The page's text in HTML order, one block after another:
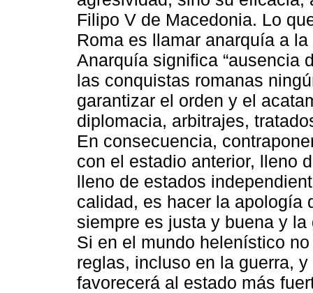
Filipo V de Macedonia. Lo
Roma es llamar anarquía a
Anarquía significa “ausencia
las conquistas romanas
garantizar el orden y el
diplomacia, arbitrajes,
En consecuencia,
con el estadio anterior, lleno
lleno de estados
calidad, es hacer la apología
siempre es justa y buena y
Si en el mundo helenístico
reglas, incluso en la guerra,
favorecerá al estado más